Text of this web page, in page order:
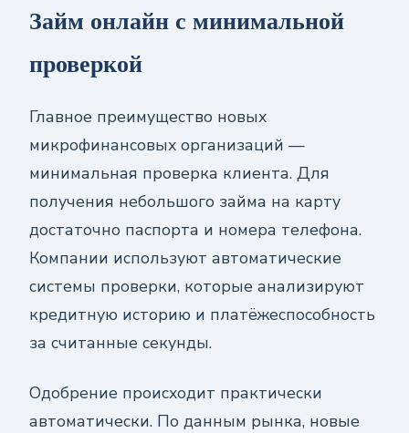
Займ онлайн с минимальной
проверкой
Главное преимущество новых
микрофинансовых организаций —
минимальная проверка клиента. Для
получения небольшого займа на карту
достаточно паспорта и номера телефона.
Компании используют автоматические
системы проверки, которые анализируют
кредитную историю и платёжеспособность
за считанные секунды.
Одобрение происходит практически
автоматически. По данным рынка, новые